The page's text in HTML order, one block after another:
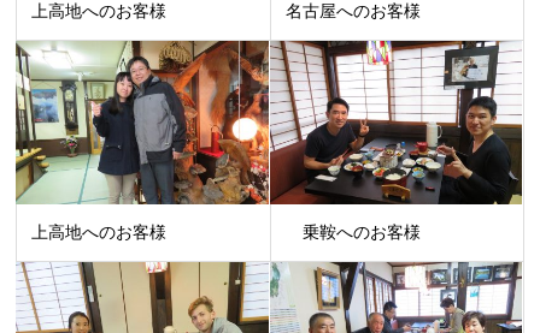
上高地へのお客様 名古屋へのお客様
上高地へのお客様 乗鞍へのお客様